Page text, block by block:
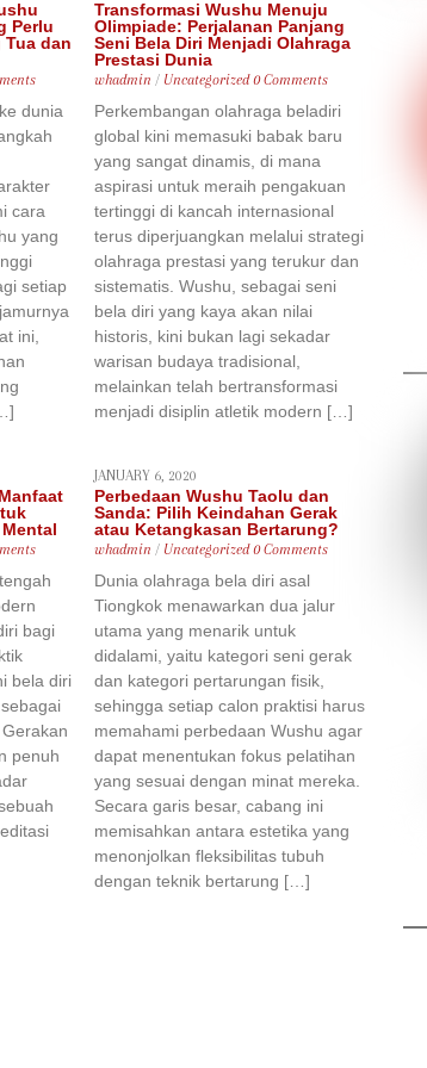
Perlu
dan
dunia
cara
yang
setiap
ini,
Transformasi Wushu Menuju
Olimpiade: Perjalanan Panjang
Seni Bela Diri Menjadi Olahraga
Prestasi Dunia
whadmin / Uncategorized 0 Comments
Perkembangan olahraga beladiri
global kini memasuki babak baru
yang sangat dinamis, di mana
aspirasi untuk meraih pengakuan
tertinggi di kancah internasional
terus diperjuangkan melalui strategi
olahraga prestasi yang terukur dan
sistematis. Wushu, sebagai seni
bela diri yang kaya akan nilai
historis, kini bukan lagi sekadar
warisan budaya tradisional,
melainkan telah bertransformasi
menjadi disiplin atletik modern […]
bagi
bela diri
penuh
JANUARY 6, 2020
Perbedaan Wushu Taolu dan
Sanda: Pilih Keindahan Gerak
atau Ketangkasan Bertarung?
whadmin / Uncategorized 0 Comments
Dunia olahraga bela diri asal
Tiongkok menawarkan dua jalur
utama yang menarik untuk
didalami, yaitu kategori seni gerak
dan kategori pertarungan fisik,
sehingga setiap calon praktisi harus
memahami perbedaan Wushu agar
dapat menentukan fokus pelatihan
yang sesuai dengan minat mereka.
Secara garis besar, cabang ini
memisahkan antara estetika yang
menonjolkan fleksibilitas tubuh
dengan teknik bertarung […]